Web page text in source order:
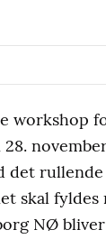
workshop
det
skal fyldes
NØ